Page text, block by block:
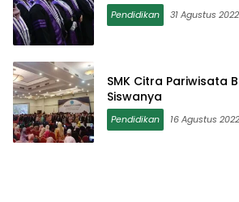
Pendidikan 31 Agustus 2022
SMK Citra Pariwisata
Siswanya
Pendidikan 16 Agustus 2022